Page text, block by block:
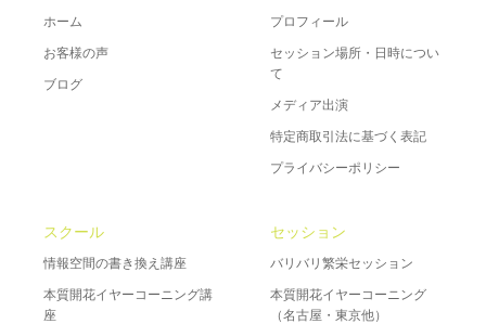
ホーム
お客様の声
ブログ
プロフィール
セッション場所・日時につい
て
メディア出演
特定商取引法に基づく表記
プライバシーポリシー
スクール
情報空間の書き換え講座
本質開花イヤーコーニング講
座
セッション
バリバリ繁栄セッション
本質開花イヤーコーニング
（名古屋・東京他）